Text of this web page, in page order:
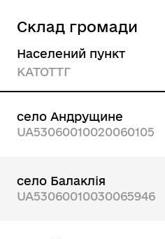
Склад громади
Населений пункт
КАТОТТГ
село Андрущине
UA53060010020060105
село Балаклія
UA53060010030065946